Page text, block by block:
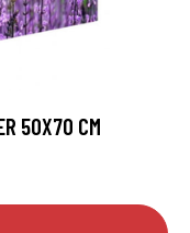
50X70 CM